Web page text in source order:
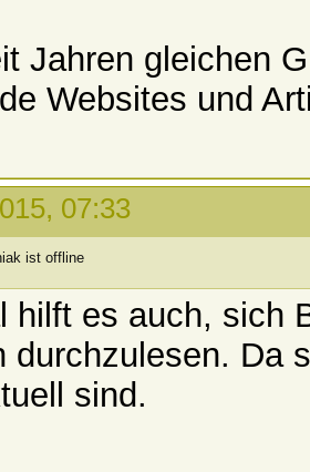
Jahren gleichen
Websites und
07:33
hilft es auch, sich
durchzulesen. Da
sind.